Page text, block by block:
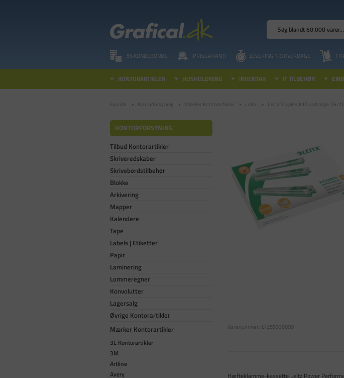
5% KUNDEBONUS PRISGARANTI LEVERING 1-3 HVERDAGE
KONTORARTIKLER HUSHOLDNING INVENTAR IT TILBEHØR
Forside Kontorforsyning Mærker Kontorartikler Leitz Leitz Staples K10 cartridge 26/
KONTORFORSYNING
Tilbud Kontorartikler
Skriveredskaber
Skrivebordstilbehør
Blokke
Arkivering
Mapper
Kalendere
Tape
Labels | Etiketter
Papir
Laminering
Lommeregner
Konvolutter
Lagersalg
Øvrige Kontorartikler
Mærker Kontorartikler
3L Kontorartikler
3M
Artline
Avery
Varenummer: LTZ55930000
Hæfteklamme-kassette Leitz Power